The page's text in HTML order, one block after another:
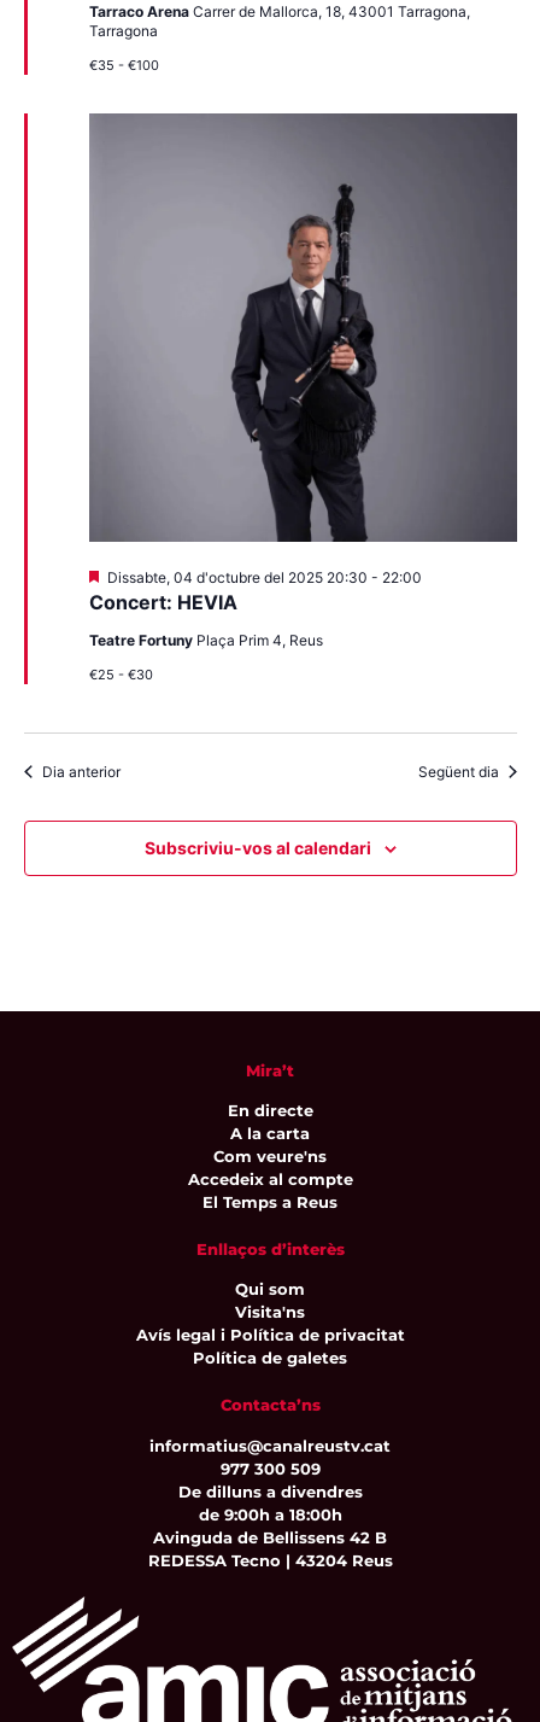
Tarraco Arena Carrer de Mallorca, 18, 43001 Tarragona,
Tarragona
€35 - €100
Concert: HEVIA
Destacats
Dissabte, 04 d'octubre del 2025 20:30 - 22:00
Teatre Fortuny Plaça Prim 4, Reus
€25 - €30
Dia anterior Següent dia
Subscriviu-vos al calendari
Mira’t
En directe
A la carta
Com veure'ns
Accedeix al compte
El Temps a Reus
Enllaços d’interès
Qui som
Visita'ns
Avís legal i Política de privacitat
Política de galetes
Contacta’ns
informatius@canalreustv.cat
977 300 509
De dilluns a divendres
de 9:00h a 18:00h
Avinguda de Bellissens 42 B
REDESSA Tecno | 43204 Reus